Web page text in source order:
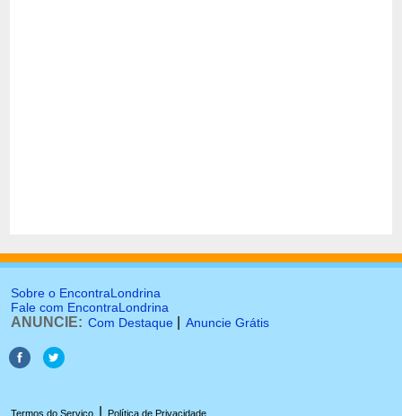
Sobre o EncontraLondrina
Fale com EncontraLondrina
ANUNCIE: Com Destaque Anuncie Grátis
Termos do Serviço Política de Privacidade